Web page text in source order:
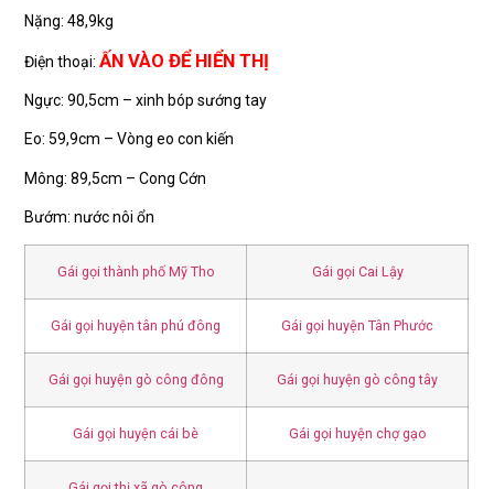
Nặng: 48,9kg
Điện thoại:ẤN VÀO ĐỂ HIỂN THỊ
Ngực: 90,5cm – xinh bóp sướng tay
Eo: 59,9cm – Vòng eo con kiến
Mông: 89,5cm – Cong Cớn
Bướm: nước nôi ổn
Gái gọi thành phố Mỹ Tho Gái gọi Cai Lậy
Gái gọi huyện tân phú đông Gái gọi huyện Tân Phước
Gái gọi huyện gò công đông Gái gọi huyện gò công tây
Gái gọi huyện cái bè Gái gọi huyện chợ gạo